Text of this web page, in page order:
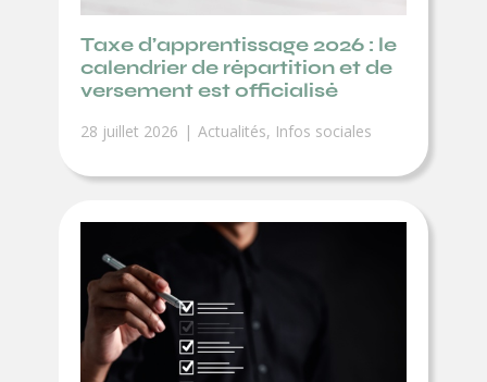
Taxe d’apprentissage 2026 : le
calendrier de répartition et de
versement est officialisé
28 juillet 2026 Actualités, Infos sociales